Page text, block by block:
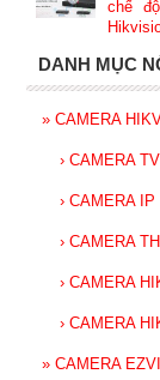
chế
DANH MỤC
» CAMERA
› CAMERA
› CAMERA IP
› CAMERA
› CAMERA
› CAMERA
» CAMERA